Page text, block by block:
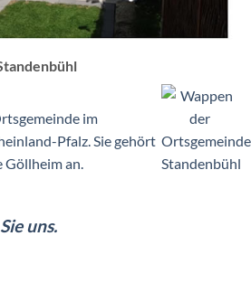
im
Pfalz. Sie gehört
an.
uns.